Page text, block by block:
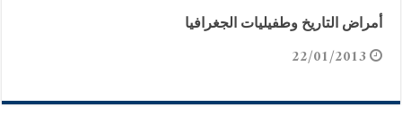
أمراض التاريخ وطفيليات الجغرافيا
22/01/2013